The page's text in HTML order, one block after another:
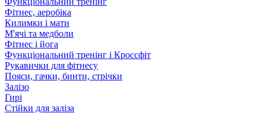
Фітнес, аеробіка
Килимки і мати
М'ячі та медболи
Фітнес і йога
Функціональний тренінг і Кроссфіт
Рукавички для фітнесу
Пояси, гачки, бинти, стрічки
Залізо
Гирі
Стійки для заліза